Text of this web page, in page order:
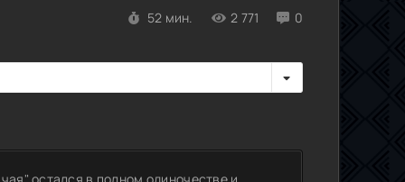
52 мин. 2 771 0